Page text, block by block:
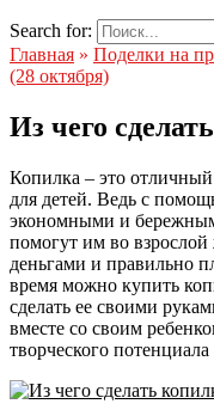
Search for:
Главная » Поделки на
(28 октября)
Из чего
Копилка – это
для детей. Ведь с
экономными и
помогут им во
деньгами и правильно
время можно купить
сделать ее своими
вместе со своим
творческого